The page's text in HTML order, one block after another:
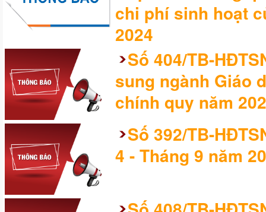
chi phí sinh hoạt
2024
Số 404/TB-
sung ngành Giáo
chính quy năm
Số 392/TB-
4 - Tháng 9 năm